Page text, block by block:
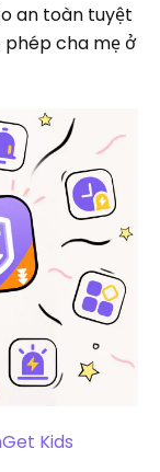
an toàn tuyệt
phép cha mẹ ở
Kids